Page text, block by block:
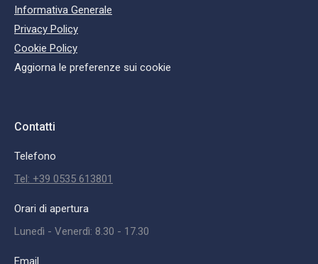
Informativa Generale
Privacy Policy
Cookie Policy
Aggiorna le preferenze sui cookie
Contatti
Telefono
Tel: +39 0535 613801
Orari di apertura
Lunedì - Venerdì: 8.30 - 17.30
Email